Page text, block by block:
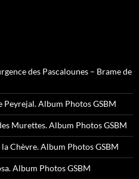
des Pascalounes – Brame de
Peyrejal. Album Photos GSBM
Murettes. Album Photos GSBM
Chèvre. Album Photos GSBM
Album Photos GSBM